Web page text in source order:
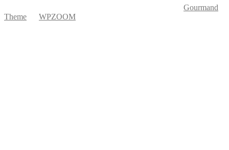
Gourmand
Theme
WPZOOM